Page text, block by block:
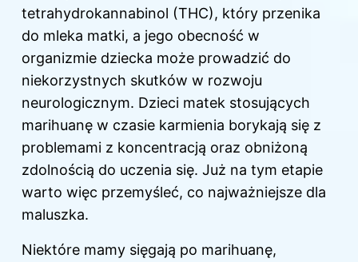
tetrahydrokannabinol (THC), który przenika
do mleka matki, a jego obecność w
organizmie dziecka może prowadzić do
niekorzystnych skutków w rozwoju
neurologicznym. Dzieci matek stosujących
marihuanę w czasie karmienia borykają się z
problemami z koncentracją oraz obniżoną
zdolnością do uczenia się. Już na tym etapie
warto więc przemyśleć, co najważniejsze dla
maluszka.
Niektóre mamy sięgają po marihuanę,